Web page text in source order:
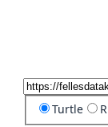
Turtle